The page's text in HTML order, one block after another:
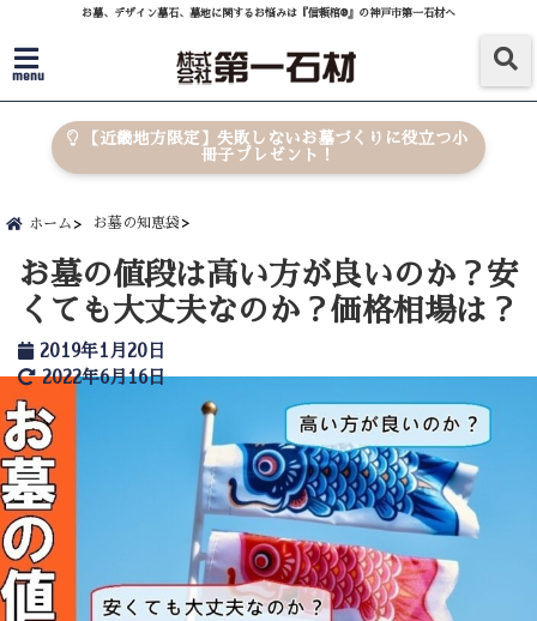
お墓、デザイン墓石、墓地に関するお悩みは『信頼棺®』の神戸市第一石材へ
menu
【近畿地方限定】失敗しないお墓づくりに役立つ小
冊子プレゼント！
ホーム お墓の知恵袋
お墓の値段は高い方が良いのか？安
くても大丈夫なのか？価格相場は？
2019年1月20日
2022年6月16日